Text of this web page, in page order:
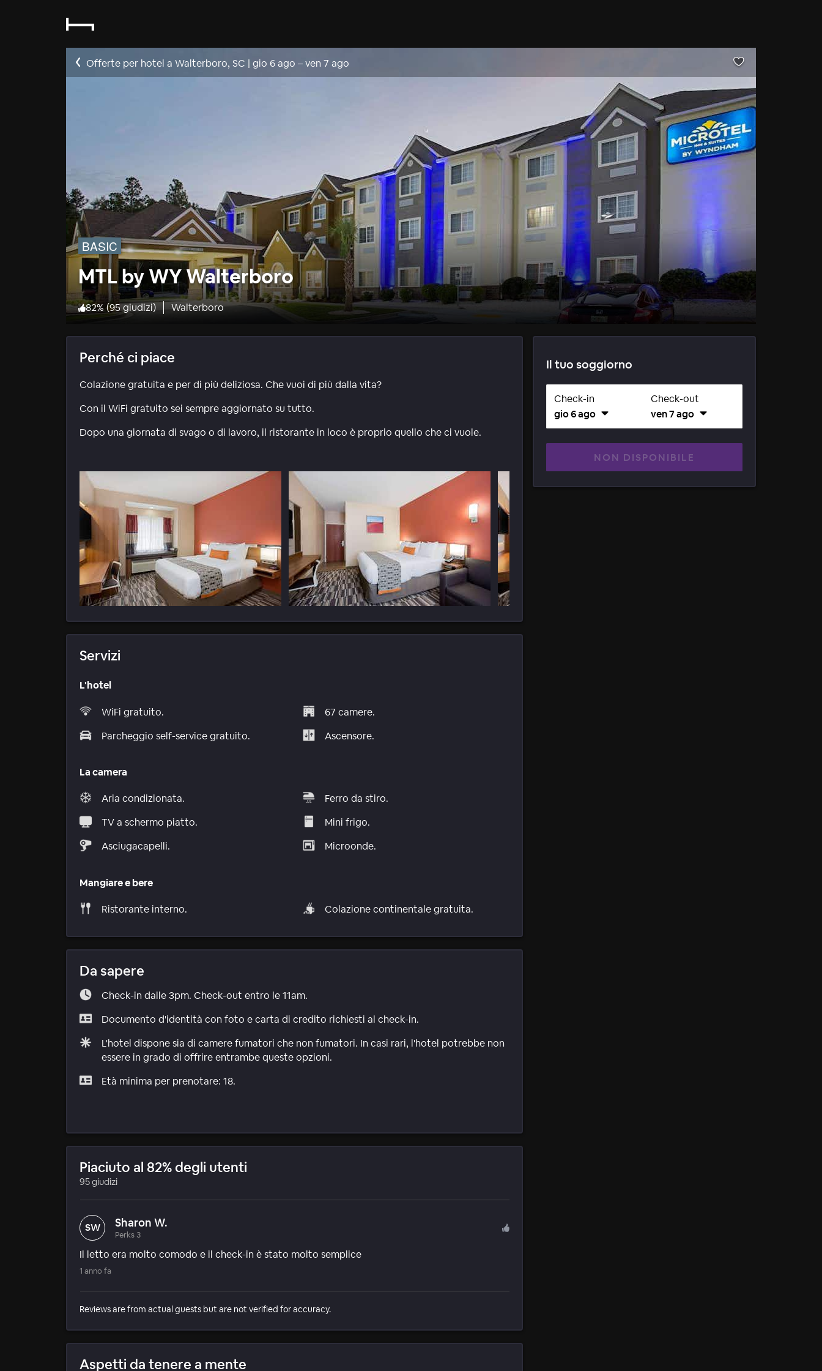
Offerte per hotel a Walterboro, SC | gio 6 ago –ven 7 ago
BASIC
MTL by WY Walterboro
82% (95 giudizi) Walterboro
Perché ci piace
Colazione gratuita e per di più deliziosa. Che vuoi di più dalla vita?
Con il WiFi gratuito sei sempre aggiornato su tutto.
Dopo una giornata di svago o di lavoro, il ristorante in loco è proprio quello che ci vuole.
Servizi
L'hotel
WiFi gratuito.
Parcheggio self-service gratuito.
67 camere.
Ascensore.
La camera
Aria condizionata.
TV a schermo piatto.
Asciugacapelli.
Ferro da stiro.
Mini frigo.
Microonde.
Mangiare e bere
Ristorante interno. Colazione continentale gratuita.
Da sapere
Check-in dalle 3pm. Check-out entro le 11am.
Documento d'identità con foto e carta di credito richiesti al check-in.
L'hotel dispone sia di camere fumatori che non fumatori. In casi rari, l'hotel potrebbe non
essere in grado di offrire entrambe queste opzioni.
Età minima per prenotare: 18.
Piaciuto al 82% degli utenti
95 giudizi
SW Sharon W.
Perks 3
Il letto era molto comodo e il check-in è stato molto semplice
1 anno fa
Reviews are from actual guests but are not verified for accuracy.
Aspetti da tenere a mente
Il tuo soggiorno
Check-in
gio 6 ago
Check-out
ven 7 ago
NON DISPONIBILE